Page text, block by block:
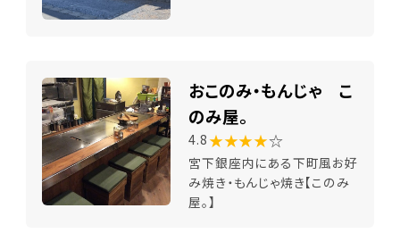
おこのみ・もんじゃ こ
のみ屋。
4.8 ★★★★☆
宮下銀座内にある下町風お好
み焼き・もんじゃ焼き【このみ
屋。】